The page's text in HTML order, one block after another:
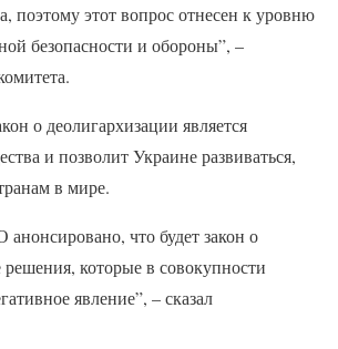
поэтому этот вопрос отнесен к уровню
безопасности и обороны”, –
о деолигархизации является
и позволит Украине развиваться,
в мире.
что будет закон о
которые в совокупности
явление”, – сказал